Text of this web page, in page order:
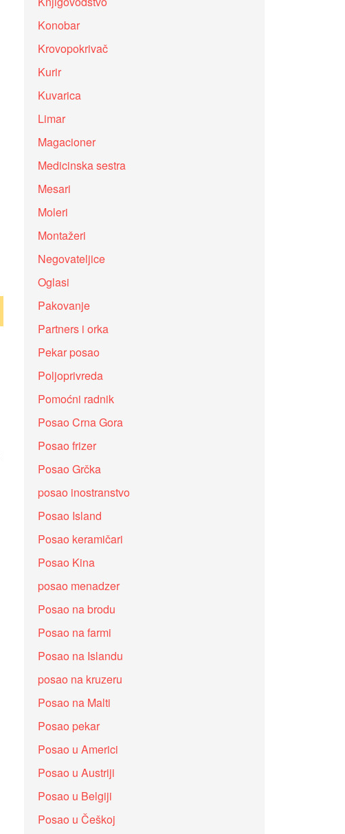
Konobar
Krovopokrivač
Kurir
Kuvarica
Limar
Magacioner
Medicinska sestra
Mesari
Moleri
Montažeri
Negovateljice
Oglasi
Pakovanje
Partners i orka
Pekar posao
Poljoprivreda
Pomoćni radnik
Posao Crna Gora
Posao frizer
Posao Grčka
posao inostranstvo
Posao Island
Posao keramičari
Posao Kina
posao menadzer
Posao na brodu
Posao na farmi
Posao na Islandu
posao na kruzeru
Posao na Malti
Posao pekar
Posao u Americi
Posao u Austriji
Posao u Belgiji
Posao u Češkoj